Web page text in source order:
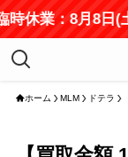
休業：8月8日(
ホーム MLM ドテラ